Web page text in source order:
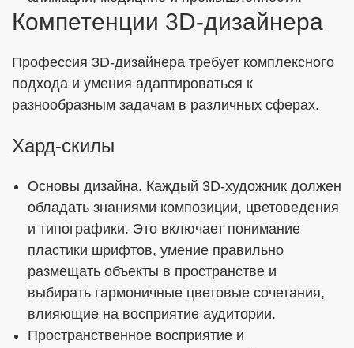
Компетенции 3D-дизайнера
Профессия 3D-дизайнера требует комплексного
подхода и умения адаптироваться к
разнообразным задачам в различных сферах.
Хард-скилы
Основы дизайна. Каждый 3D-художник должен
обладать знаниями композиции, цветоведения
и типографики. Это включает понимание
пластики шрифтов, умение правильно
размещать объекты в пространстве и
выбирать гармоничные цветовые сочетания,
влияющие на восприятие аудитории.
Пространственное восприятие и